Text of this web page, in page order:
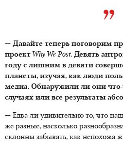
— Давайте теперь поговорим
проект Why We Post. Девять
году с лишним в девяти
планеты, изучая, как люди
медиа. Обнаружили ли они что-
случаях или все результаты
— Едва ли удивительно то, что
же разные, насколько
склонны забывать, как непохожа